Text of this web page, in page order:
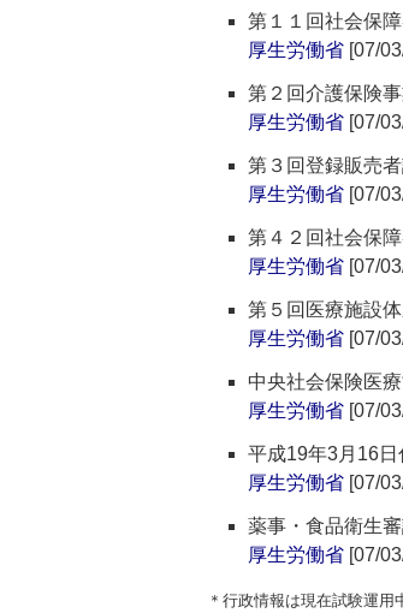
第１１回社会保
厚生労働省 [07/
第２回介護保険
厚生労働省 [07/
第３回登録販売
厚生労働省 [07/
第４２回社会保
厚生労働省 [07/
第５回医療施設
厚生労働省 [07/
中央社会保険医
厚生労働省 [07/
平成19年3月16
厚生労働省 [07/
薬事・食品衛生
厚生労働省 [07/
＊行政情報は現在試験運用